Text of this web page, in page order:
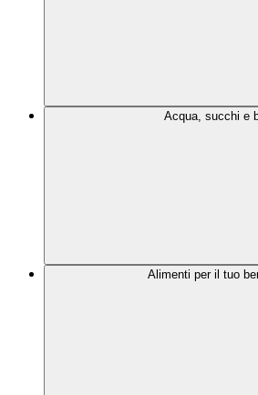
Acqua, succhi e
Alimenti per il tuo